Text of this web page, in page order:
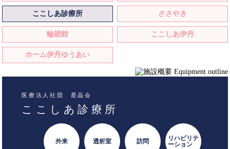
ここしあ診療所 ささやき
輪廻館 ここしあ伊丹
ホーム伊丹ゆうあい
医療法人社団 星晶会
ここしあ診療所
外来 透析室 訪問
リハビリテ
ーション